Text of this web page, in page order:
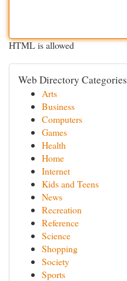
HTML is allowed
Web Directory Categories
Arts
Business
Computers
Games
Health
Home
Internet
Kids and Teens
News
Recreation
Reference
Science
Shopping
Society
Sports